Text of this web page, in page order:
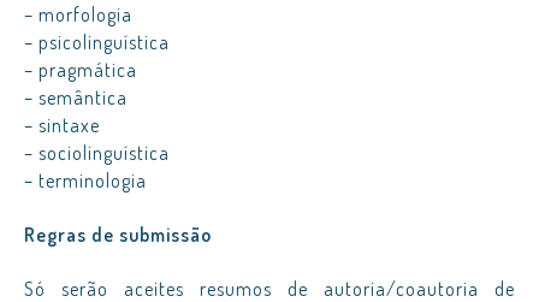
– morfologia
– psicolinguística
– pragmática
– semântica
– sintaxe
– sociolinguística
– terminologia
Regras de submissão
Só serão aceites resumos de autoria/coautoria de